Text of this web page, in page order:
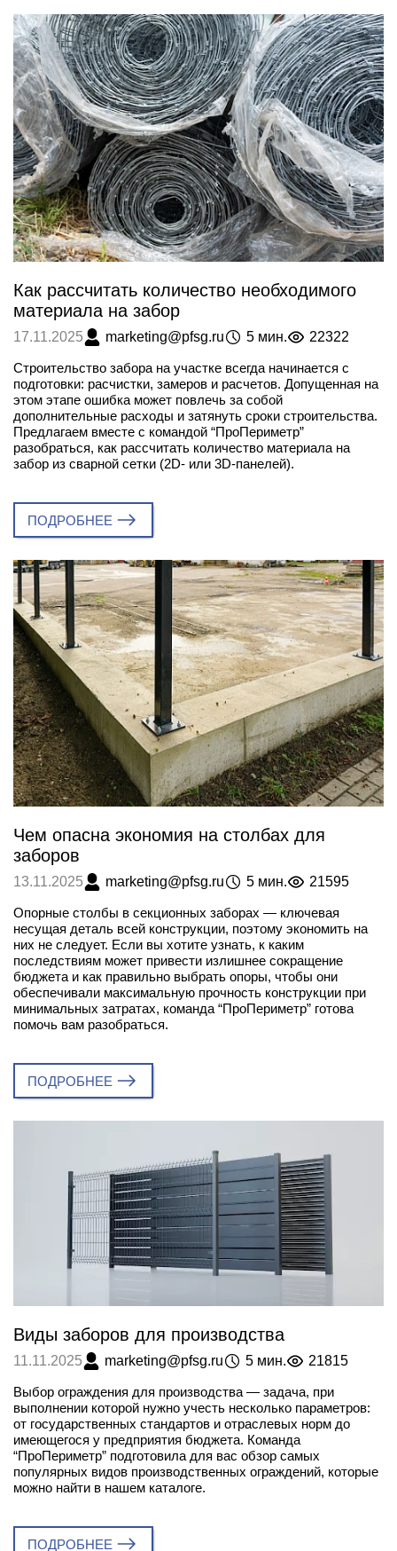
Как рассчитать количество необходимого
материала на забор
17.11.2025 marketing@pfsg.ru 5 мин. 22322
Строительство забора на участке всегда начинается с
подготовки: расчистки, замеров и расчетов. Допущенная на
этом этапе ошибка может повлечь за собой
дополнительные расходы и затянуть сроки строительства.
Предлагаем вместе с командой “ПроПериметр”
разобраться, как рассчитать количество материала на
забор из сварной сетки (2D- или 3D-панелей).
ПОДРОБНЕЕ
Чем опасна экономия на столбах для
заборов
13.11.2025 marketing@pfsg.ru 5 мин. 21595
Опорные столбы в секционных заборах — ключевая
несущая деталь всей конструкции, поэтому экономить на
них не следует. Если вы хотите узнать, к каким
последствиям может привести излишнее сокращение
бюджета и как правильно выбрать опоры, чтобы они
обеспечивали максимальную прочность конструкции при
минимальных затратах, команда “ПроПериметр” готова
помочь вам разобраться.
ПОДРОБНЕЕ
Виды заборов для производства
11.11.2025 marketing@pfsg.ru 5 мин. 21815
Выбор ограждения для производства — задача, при
выполнении которой нужно учесть несколько параметров:
от государственных стандартов и отраслевых норм до
имеющегося у предприятия бюджета. Команда
“ПроПериметр” подготовила для вас обзор самых
популярных видов производственных ограждений, которые
можно найти в нашем каталоге.
ПОДРОБНЕЕ